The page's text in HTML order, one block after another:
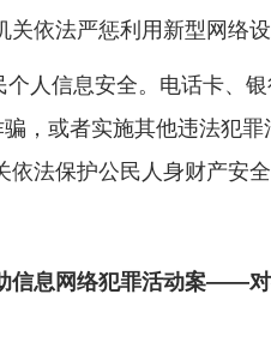
关依法严惩利用新型网络
信息安全。电话卡、银
骗，或者实施其他违法犯
依法保护公民人身财产安
息网络犯罪活动案——对